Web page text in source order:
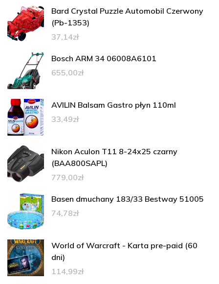
Bard Crystal Puzzle Automobil Czerwony
(Pb-1353)
37,14zł
Bosch ARM 34 06008A6101
655,00zł
AVILIN Balsam Gastro płyn 110ml
33,49zł
Nikon Aculon T11 8-24x25 czarny
(BAA800SAPL)
779,00zł
Basen dmuchany 183/33 Bestway 51005
74,78zł
World of Warcraft - Karta pre-paid (60
dni)
114,99zł